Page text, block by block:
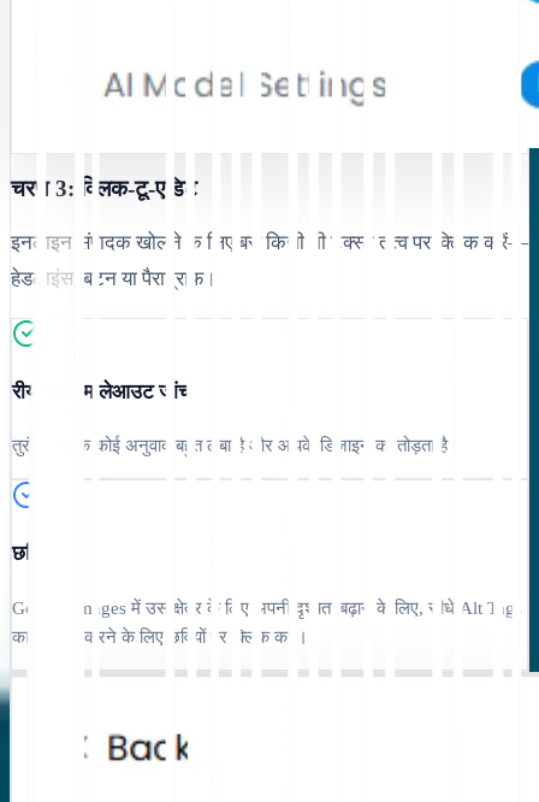
चरण 3: क्लिक-टू-एडिट
इनलाइन संपादक खोलने के लिए बस किसी भी टेक्स्ट तत्व पर क्लिक करें—
हेडलाइंस, बटन या पैराग्राफ।
रीयल-टाइम लेआउट जांच
तुरंत देखें कि कोई अनुवाद बहुत लंबा है और आपके डिज़ाइन को तोड़ता है।
छवि SEO
Google Images में उस क्षेत्र के लिए अपनी दृश्यता बढ़ाने के लिए, सीधे Alt Tags
का अनुवाद करने के लिए छवियों पर क्लिक करें।